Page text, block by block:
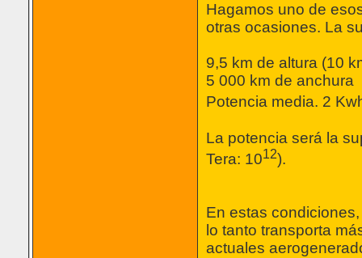
Hagamos uno de
otras ocasiones. La
9,5 km de altura (10
5 000 km de anchura
Potencia media. 2
La potencia será la
Tera: 1012).
En estas
lo tanto transporta
actuales